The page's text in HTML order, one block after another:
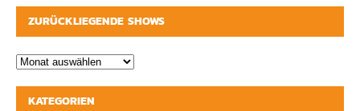
ZURÜCKLIEGENDE SHOWS
KATEGORIEN